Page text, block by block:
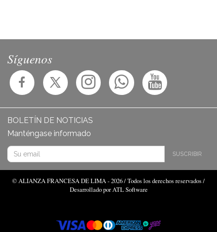
Síguenos
BOLETÍN DE NOTICIAS
Manténgase informado
SUSCRIBIR
© ALIANZA FRANCESA DE LIMA - 2026 / Todos los derechos reservados /
Desarrollado por ATL Software